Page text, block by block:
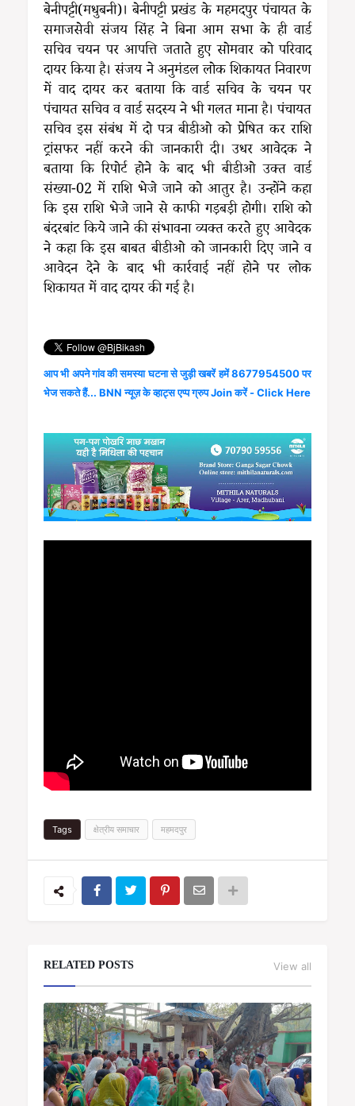
बेनीपट्टी(मधुबनी)। बेनीपट्टी प्रखंड के महमदपुर पंचायत के
समाजसेवी संजय सिंह ने बिना आम सभा के ही वार्ड
सचिव चयन पर आपत्ति जताते हुए सोमवार को परिवाद
दायर किया है। संजय ने अनुमंडल लोक शिकायत निवारण
में वाद दायर कर बताया कि वार्ड सचिव के चयन पर
पंचायत सचिव व वार्ड सदस्य ने भी गलत माना है। पंचायत
सचिव इस संबंध में दो पत्र बीडीओ को प्रेषित कर राशि
ट्रांसफर नहीं करने की जानकारी दी। उधर आवेदक ने
बताया कि रिपोर्ट होने के बाद भी बीडीओ उक्त वार्ड
संख्या-02 में राशि भेजे जाने को आतुर है। उन्होंने कहा
कि इस राशि भेजे जाने से काफी गड़बड़ी होगी। राशि को
बंदरबांट किये जाने की संभावना व्यक्त करते हुए आवेदक
ने कहा कि इस बाबत बीडीओ को जानकारी दिए जाने व
आवेदन देने के बाद भी कार्रवाई नहीं होने पर लोक
शिकायत में वाद दायर की गई है।
आप भी अपने गांव की समस्या घटना से जुड़ी खबरें हमें 8677954500 पर
भेज सकते हैं... BNN न्यूज़ के व्हाट्स एप्प ग्रुप Join करें - Click Here
Tags क्षेत्रीय समाचार महमदपुर
RELATED POSTS View all